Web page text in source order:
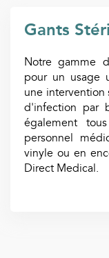
Gants
Notre gamme
pour un usage
une
d'infection par
également
personnel
vinyle ou en
Direct Medical.